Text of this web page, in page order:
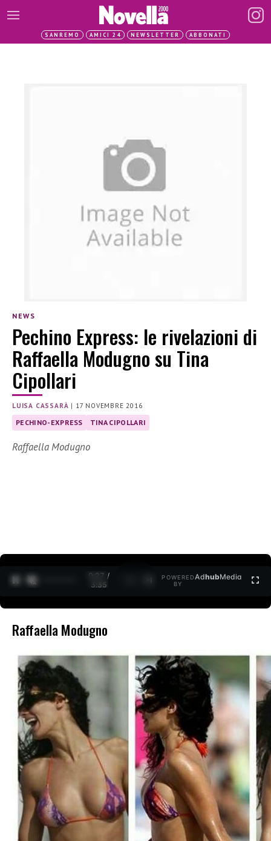
SANREMO AMICI 24 NEWSLETTER ABBONATI
NEWS
Pechino Express: le rivelazioni di
Raffaella Modugno su Tina
Cipollari
LUISA CASSARÀ | 17 NOVEMBRE 2016
PECHINO-EXPRESS TINA CIPOLLARI
Raffaella Modugno
0:27 /
3:35
POWERED
BY
AdhubMedia
Raffaella Modugno